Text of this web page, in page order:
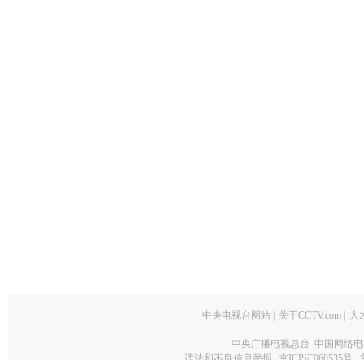
中央电视台网站 关于CCTV.com 人
中央广播电视总台 中国网络